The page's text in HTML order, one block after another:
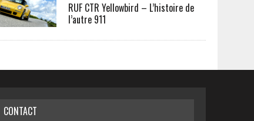
RUF CTR Yellowbird – L’histoire de
l’autre 911
CONTACT